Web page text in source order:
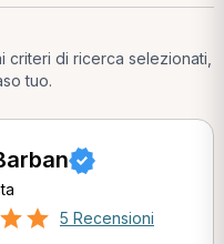
di ricerca selezionati,
tuo.
5 Recensioni